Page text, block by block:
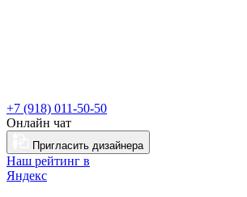
+7 (918) 011-50-50
Онлайн чат
Пригласить дизайнера
Наш рейтинг в
Яндекс